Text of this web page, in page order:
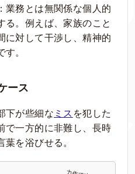
業務とは無関係な個人的
る。例えば、家族のこと
に対して干渉し、精神的
。
ース
下が些細な ミス を犯した
で一方的に非難し、長時
を浴びせる。